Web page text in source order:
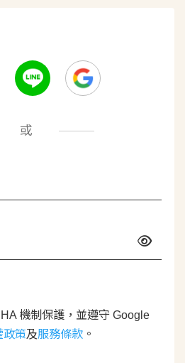
或
機制保護，並遵守 Google
政策及服務條款 。